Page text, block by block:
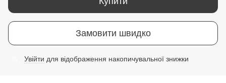
Замовити швидко
Увійти для відображення накопичувальної знижки